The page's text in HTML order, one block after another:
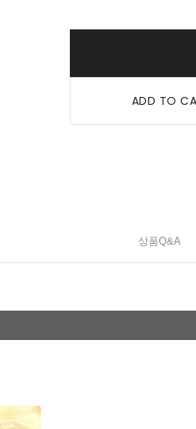
ADD TO
상품Q&A